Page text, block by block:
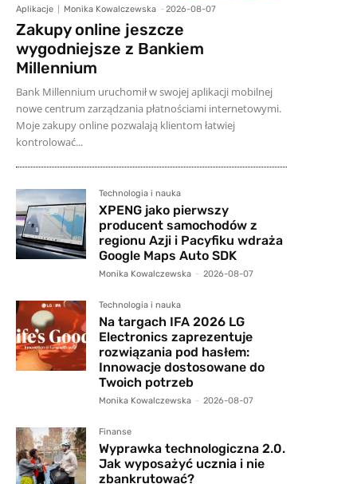
Aplikacje Monika Kowalczewska - 2026-08-07
Zakupy online jeszcze
wygodniejsze z Bankiem
Millennium
Bank Millennium uruchomił w swojej aplikacji mobilnej
nowe centrum zarządzania płatnościami internetowymi.
Moje zakupy online pozwalają klientom łatwiej
kontrolować...
Technologia i nauka
XPENG jako pierwszy
producent samochodów z
regionu Azji i Pacyfiku wdraża
Google Maps Auto SDK
Monika Kowalczewska - 2026-08-07
Technologia i nauka
Na targach IFA 2026 LG
Electronics zaprezentuje
rozwiązania pod hasłem:
Innowacje dostosowane do
Twoich potrzeb
Monika Kowalczewska - 2026-08-07
Finanse
Wyprawka technologiczna 2.0.
Jak wyposażyć ucznia i nie
zbankrutować?